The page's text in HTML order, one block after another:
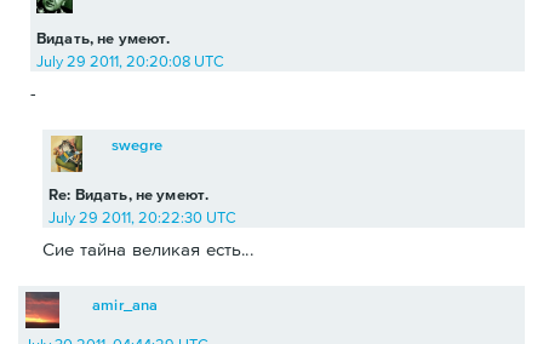
Видать, не умеют.
July 29 2011, 20:20:08 UTC
-
Re: Видать, не умеют.
swegre
July 29 2011, 20:22:30 UTC
Сие тайна великая есть...
amir_ana